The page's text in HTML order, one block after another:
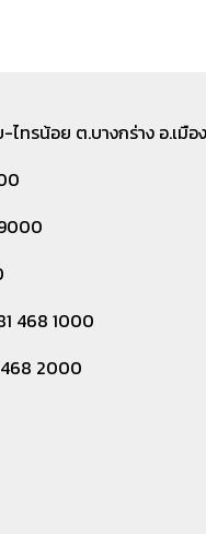
ทรน้อย ต.บางกร่าง อ.เมือ
468 1000
468 2000